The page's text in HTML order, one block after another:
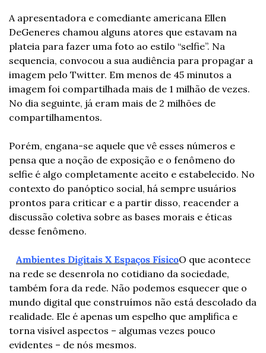
A apresentadora e comediante americana Ellen
DeGeneres chamou alguns atores que estavam na
plateia para fazer uma foto ao estilo “selfie”. Na
sequencia, convocou a sua audiência para propagar a
imagem pelo Twitter. Em menos de 45 minutos a
imagem foi compartilhada mais de 1 milhão de vezes.
No dia seguinte, já eram mais de 2 milhões de
compartilhamentos.
Porém, engana-se aquele que vê esses números e
pensa que a noção de exposição e o fenômeno do
selfie é algo completamente aceito e estabelecido. No
contexto do panóptico social, há sempre usuários
prontos para criticar e a partir disso, reacender a
discussão coletiva sobre as bases morais e éticas
desse fenômeno.
Ambientes Digitais X Espaços FísicoO que acontece
na rede se desenrola no cotidiano da sociedade,
também fora da rede. Não podemos esquecer que o
mundo digital que construímos não está descolado da
realidade. Ele é apenas um espelho que amplifica e
torna visível aspectos – algumas vezes pouco
evidentes – de nós mesmos.